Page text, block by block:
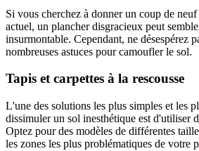
Si vous cherchez à donner un coup de
actuel, un plancher disgracieux peut
insurmontable. Cependant, ne désespérez
nombreuses astuces pour camoufler le sol.
Tapis et carpettes à la rescousse
L'une des solutions les plus simples et les
dissimuler un sol inesthétique est d'utiliser
Optez pour des modèles de différentes
les zones les plus problématiques de votre